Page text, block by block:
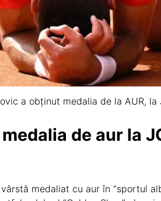
a obținut medalia de la AUR, la
de aur la
medaliat cu aur în “sportul